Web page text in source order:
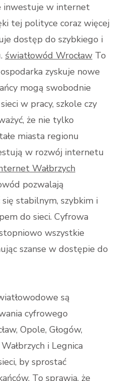
inwestuje w internet
tej polityce coraz więcej
dostęp do szybkiego i
światłowód Wrocław To
zyskuje nowe
mogą swobodnie
w pracy, szkole czy
że nie tylko
miasta regionu
w rozwój internetu
Wałbrzych
pozwalają
się stabilnym, szybkim i
do sieci. Cyfrowa
wszystkie
szanse w dostępie do
są
cyfrowego
Opole, Głogów,
i Legnica
by sprostać
To sprawia, że